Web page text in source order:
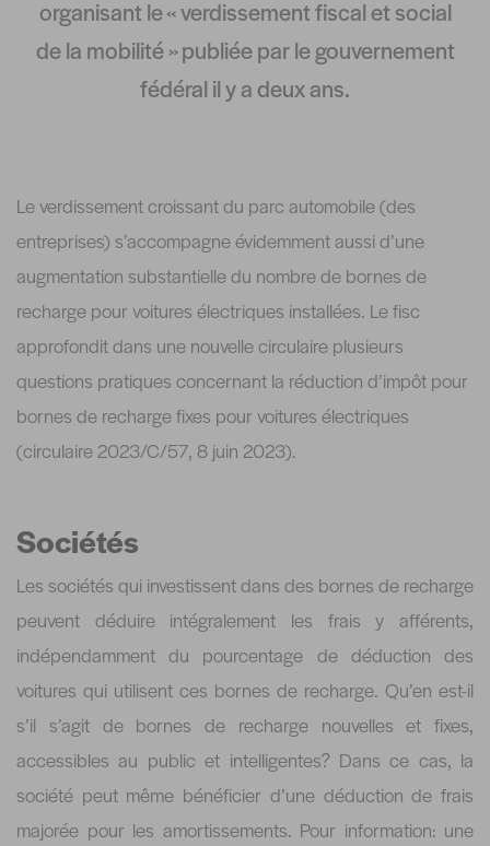
organisant le « verdissement fiscal et social
de la mobilité » publiée par le gouvernement
fédéral il y a deux ans.
Le verdissement croissant du parc automobile (des
entreprises) s’accompagne évidemment aussi d’une
augmentation substantielle du nombre de bornes de
recharge pour voitures électriques installées. Le fisc
approfondit dans une nouvelle circulaire plusieurs
questions pratiques concernant la réduction d’impôt pour
bornes de recharge fixes pour voitures électriques
(circulaire 2023/C/57, 8 juin 2023).
Sociétés
Les sociétés qui investissent dans des bornes de recharge
peuvent déduire intégralement les frais y afférents,
indépendamment du pourcentage de déduction des
voitures qui utilisent ces bornes de recharge. Qu’en est-il
s’il s’agit de bornes de recharge nouvelles et fixes,
accessibles au public et intelligentes? Dans ce cas, la
société peut même bénéficier d’une déduction de frais
majorée pour les amortissements. Pour information: une